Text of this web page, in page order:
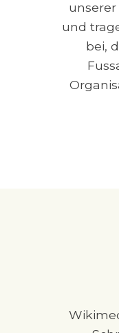
und
bei,